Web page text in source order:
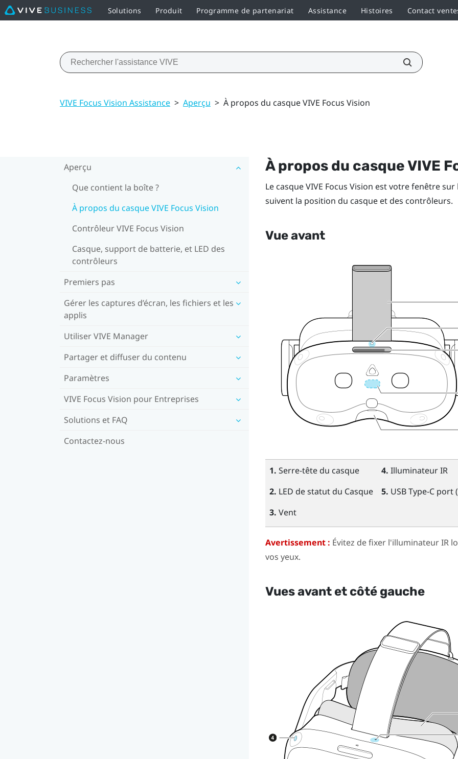
Solutions Produit Programme de partenariat Assistance Histoires Contact
VIVE Focus Vision Assistance > Aperçu > À propos du casque VIVE Focus Vision
Aperçu
Que contient la boîte ?
À propos du casque VIVE Focus Vision
Contrôleur VIVE Focus Vision
Casque, support de batterie, et LED des
contrôleurs
Premiers pas
Gérer les captures d’écran, les fichiers et les
applis
Utiliser VIVE Manager
Partager et diffuser du contenu
Paramètres
VIVE Focus Vision pour Entreprises
Solutions et FAQ
Contactez-nous
À propos du casqueVIVE
Le casqueVIVE Focus Vision est votre fenêtre sur
suivent la position du casque et des contrôleurs.
Vue avant
1. Serre-tête du casque
2. LED de statut du Casque
3. Vent
4. Illuminateur IR
5. USB Type-Cport
Avertissement : Évitez de fixer l'illuminateur IR
vos yeux.
Vues avant et côté gauche